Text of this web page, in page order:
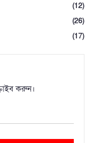
(12)
(26)
(17)
করুন।